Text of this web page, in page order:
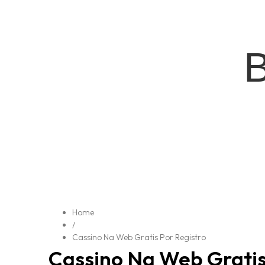
Home
/
Cassino Na Web Gratis Por Registro
Cassino Na Web